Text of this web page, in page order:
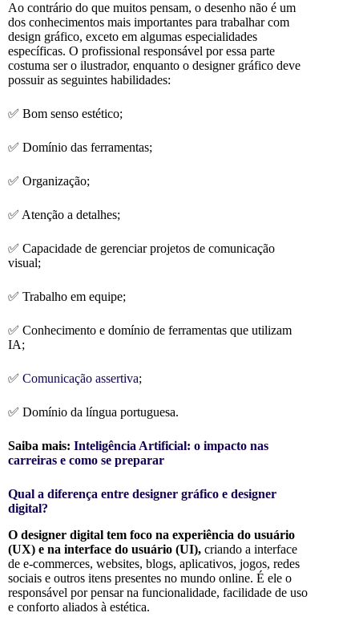
Ao contrário do que muitos pensam, o desenho não é um
dos conhecimentos mais importantes para trabalhar com
design gráfico, exceto em algumas especialidades
específicas. O profissional responsável por essa parte
costuma ser o ilustrador, enquanto o designer gráfico deve
possuir as seguintes habilidades:
✅ Bom senso estético;
✅ Domínio das ferramentas;
✅ Organização;
✅ Atenção a detalhes;
✅ Capacidade de gerenciar projetos de comunicação
visual;
✅ Trabalho em equipe;
✅ Conhecimento e domínio de ferramentas que utilizam
IA;
✅ Comunicação assertiva;
✅ Domínio da língua portuguesa.
Saiba mais: Inteligência Artificial: o impacto nas
carreiras e como se preparar
Qual a diferença entre designer gráfico e designer
digital?
O designer digital tem foco na experiência do usuário
(UX) e na interface do usuário (UI), criando a interface
de e-commerces, websites, blogs, aplicativos, jogos, redes
sociais e outros itens presentes no mundo online. É ele o
responsável por pensar na funcionalidade, facilidade de uso
e conforto aliados à estética.